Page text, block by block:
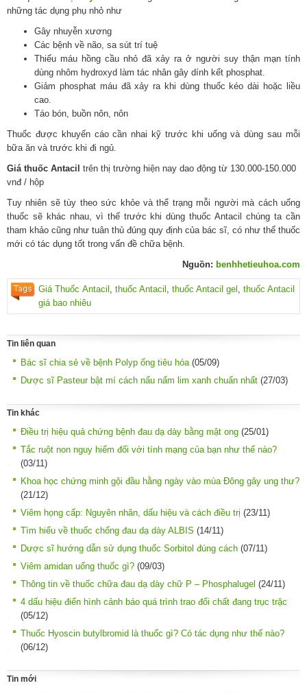
những tác dụng phụ nhỏ như
Gây nhuyễn xương
Các bệnh về não, sa sút trí tuệ
Thiếu máu hồng cầu nhỏ đã xảy ra ở người suy thận mạn tính
dùng nhôm hydroxyd làm tác nhân gây dính kết phosphat.
Giảm phosphat máu đã xảy ra khi dùng thuốc kéo dài hoặc liều
cao.
Táo bón, buồn nôn, nôn
Thuốc được khuyến cáo cần nhai kỹ trước khi uống và dùng sau mỗi
bữa ăn và trước khi đi ngủ.
Giá thuốc Antacil trên thị trường hiện nay dao động từ 130.000-150.000
vnđ / hộp
Tuy nhiên sẽ tùy theo sức khỏe và thể trạng mỗi người mà cách uống
thuốc sẽ khác nhau, vì thế trước khi dùng thuốc Antacil chúng ta cần
tham khảo cũng như tuân thủ đúng quy định của bác sĩ, có như thế thuốc
mới có tác dụng tốt trong vấn đề chữa bệnh.
Nguồn: benhhetieuhoa.com
Giá Thuốc Antacil thuốc Antacil thuốc Antacil gel thuốc Antacil
giá bao nhiêu
Tin liên quan
Bác sĩ chia sẻ về bệnh Polyp ống tiêu hóa(05/09)
Dược sĩ Pasteur bật mí cách nấu nấm lim xanh chuẩn nhất (27/03)
Tin khác
Điều trị hiệu quả chứng bệnh đau dạ dày bằng mật ong (25/01)
Tắc ruột non nguy hiểm đối với tính mạng của bạn như thế nào?
(03/11)
Khoa học chứng minh gội đầu hằng ngày vào mùa Đông gây ung thư?
(21/12)
Viêm họng cấp: Nguyên nhân, dấu hiệu và cách điều trị (23/11)
Tìm hiểu về thuốc chống đau dạ dày ALBIS (14/11)
Dược sĩ hướng dẫn sử dụng thuốc Sorbitol đúng cách (07/11)
Viêm amidan uống thuốc gì? (09/03)
Thông tin về thuốc chữa đau dạ dày chữ P – Phosphalugel (24/11)
4 dấu hiệu điển hình cảnh báo quá trình trao đổi chất đang trục trặc
(05/12)
Thuốc Hyoscin butylbromid là thuốc gì? Có tác dụng như thế nào?
(06/12)
Tin mới